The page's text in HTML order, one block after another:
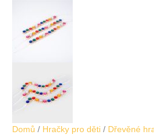
Domů / Hračky pro děti / Dřevěné